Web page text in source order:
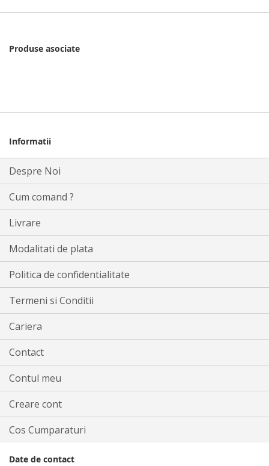
Produse asociate
Informatii
Despre Noi
Cum comand ?
Livrare
Modalitati de plata
Politica de confidentialitate
Termeni si Conditii
Cariera
Contact
Contul meu
Creare cont
Cos Cumparaturi
Date de contact